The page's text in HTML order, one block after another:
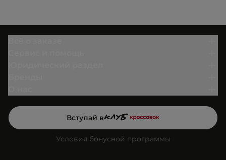
Вступай в
Условия бонусной программы